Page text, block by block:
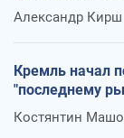
Александр Кирш
Кремль начал
"последнему
Костянтин